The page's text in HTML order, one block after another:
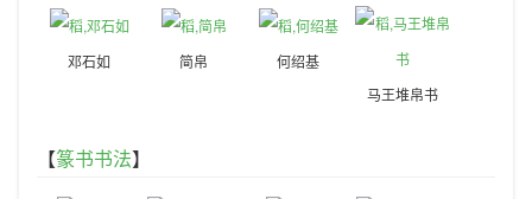
邓石如 简帛
何绍基
马王堆帛书
【篆书书法】